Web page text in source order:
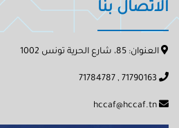
الاتصال بنا
العنوان: 85، شارع الحرية تونس 1002